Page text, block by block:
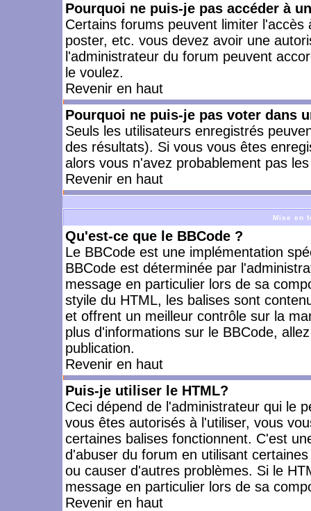
Pourquoi ne puis-je pas accéder à
Certains forums peuvent limiter
poster, etc. vous devez avoir une
l'administrateur du forum peuvent
le voulez.
Revenir en haut
Pourquoi ne puis-je pas voter dans
Seuls les utilisateurs enregistrés
des résultats). Si vous vous êtes
alors vous n'avez probablement pas
Revenir en haut
Mise en
Qu'est-ce que le BBCode ?
Le BBCode est une implémentation
BBCode est déterminée par
message en particulier lors de sa
styile du HTML, les balises sont
et offrent un meilleur contrôle sur la
plus d'informations sur le BBCode,
publication.
Revenir en haut
Puis-je utiliser le HTML?
Ceci dépend de l'administrateur qui le
vous êtes autorisés à l'utiliser, vous
certaines balises fonctionnent. C'est
d'abuser du forum en utilisant
ou causer d'autres problèmes. Si le
message en particulier lors de sa
Revenir en haut